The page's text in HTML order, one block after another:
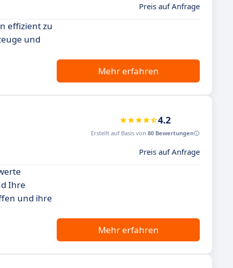
Preis auf Anfrage
effizient zu
und
Mehr erfahren
4.2
Erstellt auf Basis von 80 Bewertungen
Preis auf Anfrage
Ihre
und ihre
Mehr erfahren